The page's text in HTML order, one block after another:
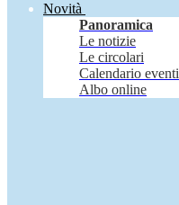
Novità
Panoramica
Le notizie
Le circolari
Calendario eventi
Albo online